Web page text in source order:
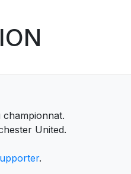
United.
.